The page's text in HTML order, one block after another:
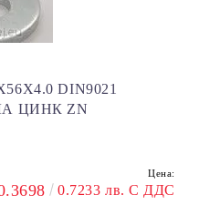
DIN9021
ЦИНК ZN
Цена:
0.7233 лв. С ДДС